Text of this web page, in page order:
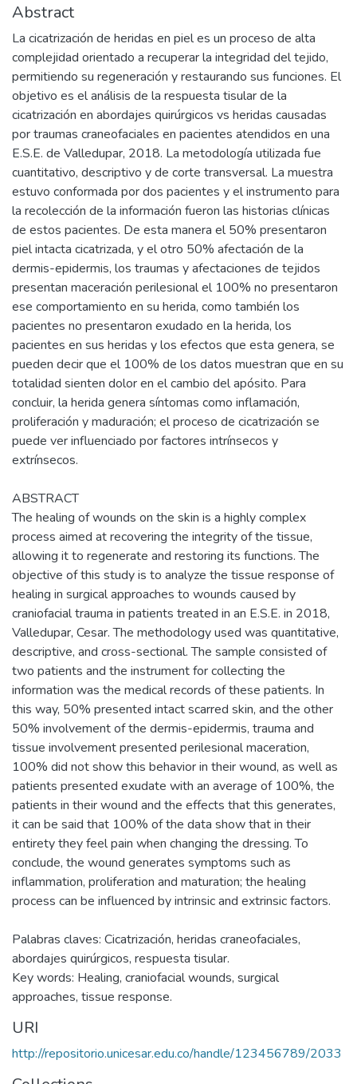
Abstract
La cicatrización de heridas en piel es un proceso de alta
complejidad orientado a recuperar la integridad del tejido,
permitiendo su regeneración y restaurando sus funciones. El
objetivo es el análisis de la respuesta tisular de la
cicatrización en abordajes quirúrgicos vs heridas causadas
por traumas craneofaciales en pacientes atendidos en una
E.S.E. de Valledupar, 2018. La metodología utilizada fue
cuantitativo, descriptivo y de corte transversal. La muestra
estuvo conformada por dos pacientes y el instrumento para
la recolección de la información fueron las historias clínicas
de estos pacientes. De esta manera el 50% presentaron
piel intacta cicatrizada, y el otro 50% afectación de la
dermis-epidermis, los traumas y afectaciones de tejidos
presentan maceración perilesional el 100% no presentaron
ese comportamiento en su herida, como también los
pacientes no presentaron exudado en la herida, los
pacientes en sus heridas y los efectos que esta genera, se
pueden decir que el 100% de los datos muestran que en su
totalidad sienten dolor en el cambio del apósito. Para
concluir, la herida genera síntomas como inflamación,
proliferación y maduración; el proceso de cicatrización se
puede ver influenciado por factores intrínsecos y
extrínsecos.
ABSTRACT
The healing of wounds on the skin is a highly complex
process aimed at recovering the integrity of the tissue,
allowing it to regenerate and restoring its functions. The
objective of this study is to analyze the tissue response of
healing in surgical approaches to wounds caused by
craniofacial trauma in patients treated in an E.S.E. in 2018,
Valledupar, Cesar. The methodology used was quantitative,
descriptive, and cross-sectional. The sample consisted of
two patients and the instrument for collecting the
information was the medical records of these patients. In
this way, 50% presented intact scarred skin, and the other
50% involvement of the dermis-epidermis, trauma and
tissue involvement presented perilesional maceration,
100% did not show this behavior in their wound, as well as
patients presented exudate with an average of 100%, the
patients in their wound and the effects that this generates,
it can be said that 100% of the data show that in their
entirety they feel pain when changing the dressing. To
conclude, the wound generates symptoms such as
inflammation, proliferation and maturation; the healing
process can be influenced by intrinsic and extrinsic factors.
Palabras claves: Cicatrización, heridas craneofaciales,
abordajes quirúrgicos, respuesta tisular.
Key words: Healing, craniofacial wounds, surgical
approaches, tissue response.
URI
http://repositorio.unicesar.edu.co/handle/123456789/2033